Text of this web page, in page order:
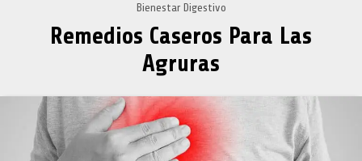
Bienestar Digestivo
Remedios Caseros Para Las
Agruras